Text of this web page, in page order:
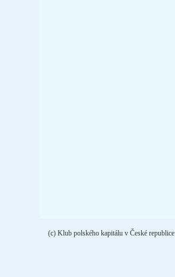
(c) Klub polského kapitálu v České republice